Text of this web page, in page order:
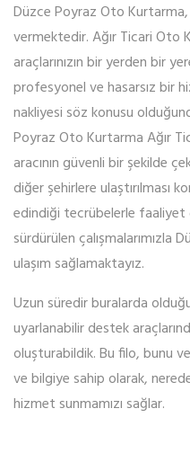
Düzce Poyraz Oto
vermektedir. Ağır Ticari Oto
araçlarınızın bir yerden bir
profesyonel ve hasarsız bir
nakliyesi söz konusu
Poyraz Oto Kurtarma Ağır
aracının güvenli bir şekilde
diğer şehirlere ulaştırılması
edindiği tecrübelerle faaliyet
sürdürülen çalışmalarımızla
ulaşım sağlamaktayız.
Uzun süredir buralarda
uyarlanabilir destek
oluşturabildik. Bu filo, bunu
ve bilgiye sahip olarak,
hizmet sunmamızı sağlar.